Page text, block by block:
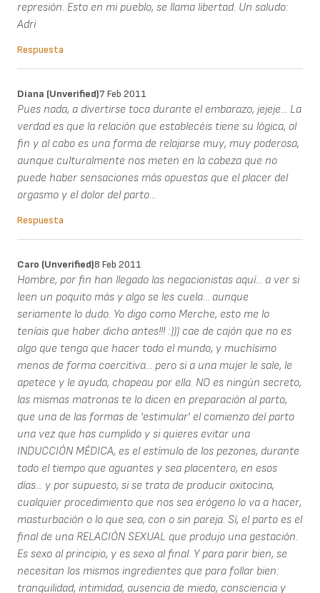
represión. Esto en mi pueblo, se llama libertad. Un saludo:
Adri
Respuesta
Diana (unverified)7 Feb 2011
Pues nada, a divertirse toca durante el embarazo, jejeje... La
verdad es que la relación que establecéis tiene su lógica, al
fin y al cabo es una forma de relajarse muy, muy poderosa,
aunque culturalmente nos meten en la cabeza que no
puede haber sensaciones más opuestas que el placer del
orgasmo y el dolor del parto...
Respuesta
Caro (unverified)8 Feb 2011
Hombre, por fin han llegado las negacionistas aquí... a ver si
leen un poquito más y algo se les cuela... aunque
seriamente lo dudo. Yo digo como Merche, esto me lo
teníais que haber dicho antes!!! :))) cae de cajón que no es
algo que tenga que hacer todo el mundo, y muchísimo
menos de forma coercitiva... pero si a una mujer le sale, le
apetece y le ayuda, chapeau por ella. NO es ningún secreto,
las mismas matronas te lo dicen en preparación al parto,
que una de las formas de 'estimular' el comienzo del parto
una vez que has cumplido y si quieres evitar una
INDUCCIÓN MÉDICA, es el estímulo de los pezones, durante
todo el tiempo que aguantes y sea placentero, en esos
días... y por supuesto, si se trata de producir oxitocina,
cualquier procedimiento que nos sea erógeno lo va a hacer,
masturbación o lo que sea, con o sin pareja. Sí, el parto es el
final de una RELACIÓN SEXUAL que produjo una gestación.
Es sexo al principio, y es sexo al final. Y para parir bien, se
necesitan los mismos ingredientes que para follar bien:
tranquilidad, intimidad, ausencia de miedo, consciencia y